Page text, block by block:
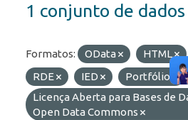
1 conjunto de
Formatos: OData HTML
RDE
IED Portfólio
Licença Aberta para Bases de
Open Data Commons